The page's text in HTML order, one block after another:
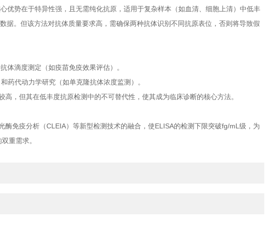
势在于特异性强，且无需纯化抗原，适用于复杂样本（如血清、细胞上清）中低丰
。但该方法对抗体质量要求高，需确保两种抗体识别不同抗原表位，否则将导致假
滴度测定（如疫苗免疫效果评估）。
代动力学研究（如单克隆抗体浓度监测）。
但其在低丰度抗原检测中的不可替代性，使其成为临床诊断的核心方法。
免疫分析（CLEIA）等新型检测技术的融合，使ELISA的检测下限突破fg/mL级，为
重需求。